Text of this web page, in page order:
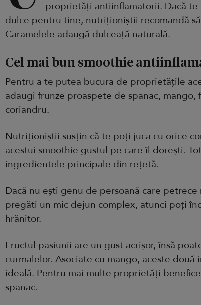
proprietăți antiinflamatorii. Dacă te
dulce pentru tine, nutriționiștii recomandă
Caramelele adaugă dulceață naturală.
Cel mai bun smoothie
Pentru a te putea bucura de proprietățile
adaugi frunze proaspete de spanac,
coriandru.
Nutriționiștii susțin că te poți juca cu orice
acestui smoothie gustul pe care îl dorești.
ingredientele principale din rețetă.
Dacă nu ești genu de persoană care
pregăti un mic dejun complex, atunci poți
hrănitor.
Fructul pasiunii are un gust acrișor, însă
curmalelor. Asociate cu mango, aceste
ideală. Pentru mai multe proprietăți
spanac.